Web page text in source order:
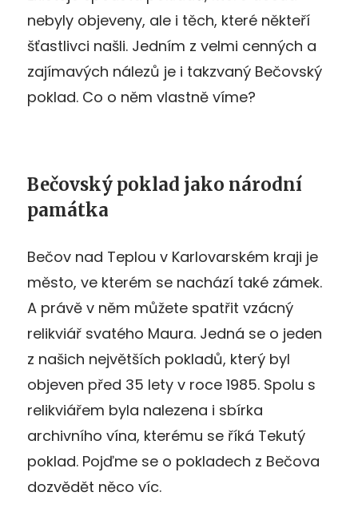
nebyly objeveny, ale i těch, které někteří
šťastlivci našli. Jedním z velmi cenných a
zajímavých nálezů je i takzvaný Bečovský
poklad. Co o něm vlastně víme?
Bečovský poklad jako národní
památka
Bečov nad Teplou v Karlovarském kraji je
město, ve kterém se nachází také zámek.
A právě v něm můžete spatřit vzácný
relikviář svatého Maura. Jedná se o jeden
z našich největších pokladů, který byl
objeven před 35 lety v roce 1985. Spolu s
relikviářem byla nalezena i sbírka
archivního vína, kterému se říká Tekutý
poklad. Pojďme se o pokladech z Bečova
dozvědět něco víc.